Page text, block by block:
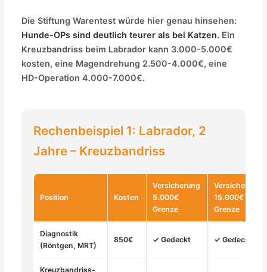
Die Stiftung Warentest würde hier genau hinsehen:
Hunde-OPs sind deutlich teurer als bei Katzen. Ein
Kreuzbandriss beim Labrador kann 3.000-5.000€
kosten, eine Magendrehung 2.500-4.000€, eine
HD-Operation 4.000-7.000€.
Rechenbeispiel 1: Labrador, 2
Jahre – Kreuzbandriss
Position Kosten
Versicherung
5.000€
Grenze
Versicherung
15.000€
Grenze
Diagnostik
(Röntgen, MRT)
850€ ✓ Gedeckt ✓ Gedeckt
Kreuzbandriss-